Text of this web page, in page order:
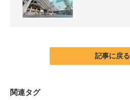
ITエンジニア向け専門サイト
IT製品の技術・比較・事例
モノづくり技術者専門サイト
記事に戻る
関連タグ